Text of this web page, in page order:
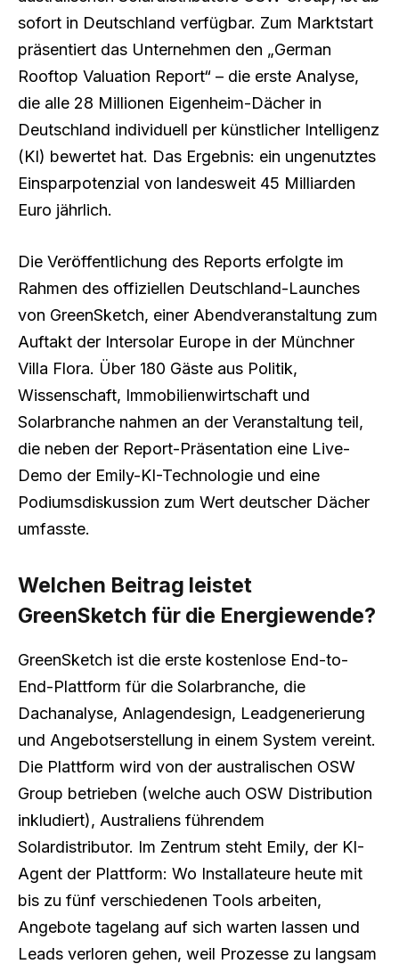
sofort in Deutschland verfügbar. Zum Marktstart
präsentiert das Unternehmen den „German
Rooftop Valuation Report“ – die erste Analyse,
die alle 28 Millionen Eigenheim-Dächer in
Deutschland individuell per künstlicher Intelligenz
(KI) bewertet hat. Das Ergebnis: ein ungenutztes
Einsparpotenzial von landesweit 45 Milliarden
Euro jährlich.
Die Veröffentlichung des Reports erfolgte im
Rahmen des offiziellen Deutschland-Launches
von GreenSketch, einer Abendveranstaltung zum
Auftakt der Intersolar Europe in der Münchner
Villa Flora. Über 180 Gäste aus Politik,
Wissenschaft, Immobilienwirtschaft und
Solarbranche nahmen an der Veranstaltung teil,
die neben der Report-Präsentation eine Live-
Demo der Emily-KI-Technologie und eine
Podiumsdiskussion zum Wert deutscher Dächer
umfasste.
Welchen Beitrag leistet
GreenSketch für die Energiewende?
GreenSketch ist die erste kostenlose End-to-
End-Plattform für die Solarbranche, die
Dachanalyse, Anlagendesign, Leadgenerierung
und Angebotserstellung in einem System vereint.
Die Plattform wird von der australischen OSW
Group betrieben (welche auch OSW Distribution
inkludiert), Australiens führendem
Solardistributor. Im Zentrum steht Emily, der KI-
Agent der Plattform: Wo Installateure heute mit
bis zu fünf verschiedenen Tools arbeiten,
Angebote tagelang auf sich warten lassen und
Leads verloren gehen, weil Prozesse zu langsam